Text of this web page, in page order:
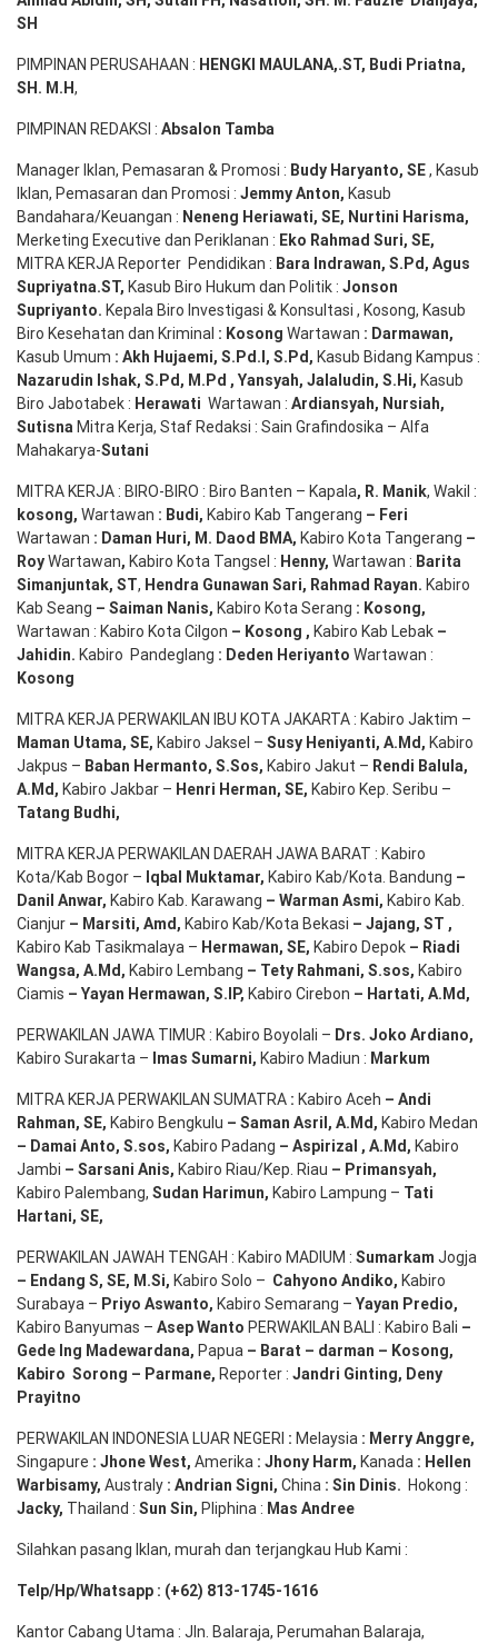
SH
PIMPINAN PERUSAHAAN : HENGKI MAULANA,.ST, Budi Priatna,
SH . M.H,
PIMPINAN REDAKSI : Absalon Tamba
Manager Iklan, Pemasaran & Promosi : Budy Haryanto, SE, Kasub
Iklan, Pemasaran dan Promosi : Jemmy Anton, Kasub
Bandahara/Keuangan : Neneng Heriawati, SE, Nurtini Harisma,
Merketing Executive dan Periklanan : Eko Rahmad Suri, SE,
MITRA KERJA Reporter Pendidikan : Bara Indrawan, S.Pd , Agus
Supriyatna.ST, Kasub Biro Hukum dan Politik : Jonson
Supriyanto. Kepala Biro Investigasi & Konsultasi , Kosong, Kasub
Biro Kesehatan dan Kriminal : Kosong Wartawan : Darmawan,
Kasub Umum : Akh Hujaemi, S.Pd.I, S.Pd , Kasub Bidang Kampus :
Nazarudin Ishak, S.Pd , M.Pd , Yansyah, Jalaludin, S.Hi, Kasub
Biro Jabotabek : Herawati Wartawan : Ardiansyah, Nursiah,
Sutisna Mitra Kerja, Staf Redaksi : Sain Grafindosika – Alfa
Mahakarya-Sutani
MITRA KERJA : BIRO-BIRO : Biro Banten – Kapala, R. Manik, Wakil :
kosong, Wartawan : Budi, Kabiro Kab Tangerang – Feri
Wartawan : Daman Huri, M. Daod BMA, Kabiro Kota Tangerang –
RoyWartawan, Kabiro Kota Tangsel : Henny, Wartawan : Barita
Simanjuntak, ST, Hendra Gunawan Sari, Rahmad Rayan. Kabiro
Kab Seang – Saiman Nanis, Kabiro Kota Serang : Kosong,
Wartawan : Kabiro Kota Cilgon – Kosong , Kabiro Kab Lebak –
Jahidin. Kabiro Pandeglang : Deden Heriyanto Wartawan :
Kosong
MITRA KERJA PERWAKILAN IBU KOTA JAKARTA : Kabiro Jaktim –
Maman Utama, SE, Kabiro Jaksel – Susy Heniyanti, A.Md , Kabiro
Jakpus – Baban Hermanto, S.Sos, Kabiro Jakut – Rendi Balula,
A.Md , Kabiro Jakbar – Henri Herman, SE, Kabiro Kep. Seribu –
Tatang Budhi,
MITRA KERJA PERWAKILAN DAERAH JAWA BARAT : Kabiro
Kota/Kab Bogor – Iqbal Muktamar, Kabiro Kab/Kota. Bandung –
Danil Anwar, Kabiro Kab. Karawang – Warman Asmi, Kabiro Kab.
Cianjur – Marsiti, Amd , Kabiro Kab/Kota Bekasi – Jajang, ST ,
Kabiro Kab Tasikmalaya – Hermawan, SE, Kabiro Depok – Riadi
Wangsa, A.Md , Kabiro Lembang – Tety Rahmani, S.sos, Kabiro
Ciamis – Yayan Hermawan, S.IP, Kabiro Cirebon – Hartati, A.Md ,
PERWAKILAN JAWA TIMUR : Kabiro Boyolali – Drs. Joko Ardiano,
Kabiro Surakarta – Imas Sumarni, Kabiro Madiun : Markum
MITRA KERJA PERWAKILAN SUMATRA : Kabiro Aceh – Andi
Rahman, SE, Kabiro Bengkulu – Saman Asril , A.Md , Kabiro Medan
– Damai Anto, S.sos, Kabiro Padang – Aspirizal , A.Md , Kabiro
Jambi – Sarsani Anis, Kabiro Riau/Kep. Riau – Primansyah,
Kabiro Palembang, Sudan Harimun, Kabiro Lampung – Tati
Hartani, SE,
PERWAKILAN JAWAH TENGAH : Kabiro MADIUM : Sumarkam Jogja
– Endang S, SE, M.Si, Kabiro Solo – Cahyono Andiko, Kabiro
Surabaya – Priyo Aswanto, Kabiro Semarang – Yayan Predio,
Kabiro Banyumas – AsepWanto PERWAKILAN BALI : Kabiro Bali –
Gede Ing Madewardana, Papua – Barat – darman – Kosong,
Kabiro Sorong – Parmane, Reporter : Jandri Ginting, Deny
Prayitno
PERWAKILAN INDONESIA LUAR NEGERI : Melaysia : MerryAnggre,
Singapure : JhoneWest, Amerika : Jhony Harm, Kanada : Hellen
Warbisamy, Australy : Andrian Signi, China : Sin Dinis. Hokong :
Jacky, Thailand : Sun Sin, Pliphina : Mas Andree
Silahkan pasang Iklan, murah dan terjangkau Hub Kami :
Telp/Hp/Whatsapp : (+62) 813-1745-1616
Kantor Cabang Utama : Jln. Balaraja, Perumahan Balaraja,